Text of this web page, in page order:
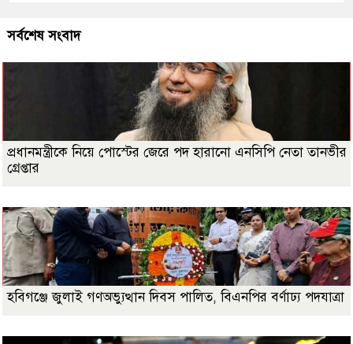
সর্বশেষ সংবাদ
প্রধানমন্ত্রীকে নিয়ে পোস্টের জেরে পদ হারানো এনসিপি নেতা তানভীর
গ্রেপ্তার
হবিগঞ্জে জুলাই গণঅভ্যুত্থান দিবস পালিত, বিএনপির বর্ণাঢ্য পদযাত্রা